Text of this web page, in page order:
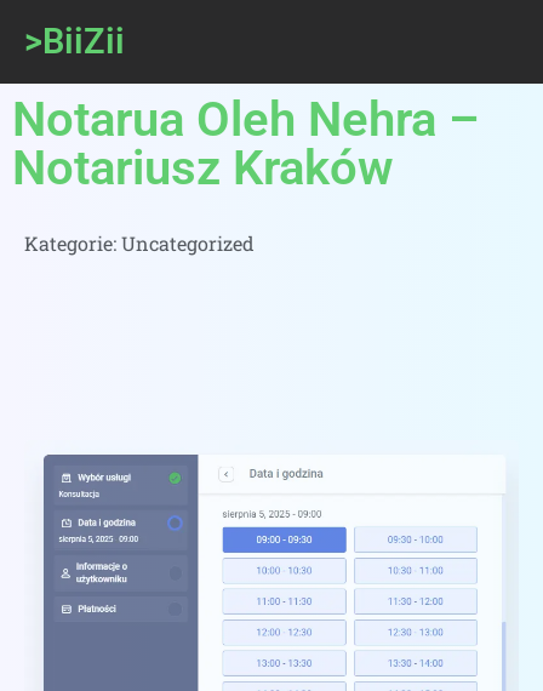
>BiiZii
Notarua Oleh Nehra –
Notariusz Kraków
Kategorie:Uncategorized